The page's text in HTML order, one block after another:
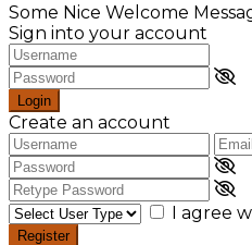
Some Nice Welcome
Sign into your account
Login
Create an account
I agree
Register